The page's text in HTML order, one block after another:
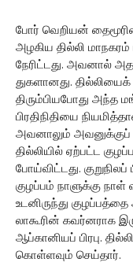
போர் வெறியன்
அழகிய தில்லி
நேரிட்டது. அவனால்
துகளானது.
திரும்பியபோது அந்த
பிரதிநிதியை
அவனாலும் அவனுக்குப்
தில்லியில் ஏற்பட்ட
போய்விட்டது. குறுநிலப்
குழப்பம் நாளுக்கு
உடனிருந்து
லாகூரின் கவர்னராக
ஆப்கானியப் பிரபு.
கொள்ளவும் செய்தார்.